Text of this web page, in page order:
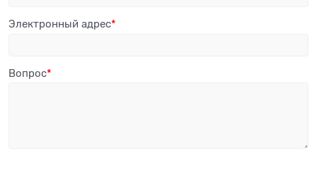
Электронный адрес
Вопрос